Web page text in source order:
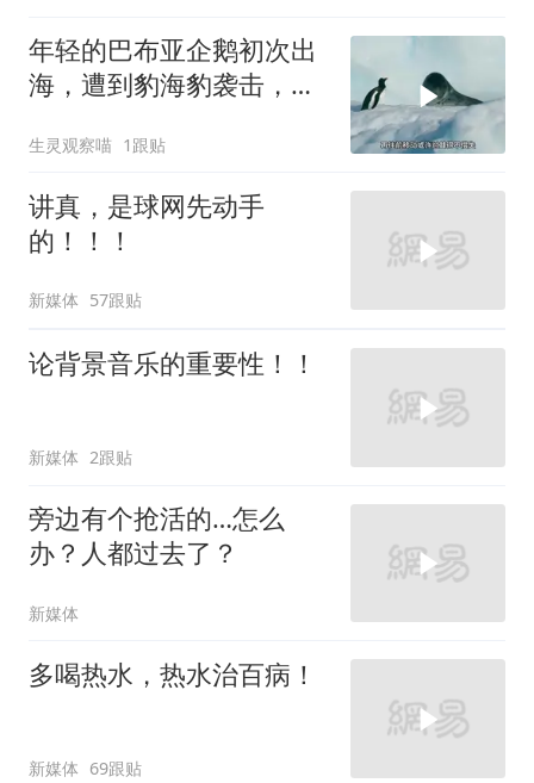
年轻的巴布亚企鹅初次出
海，遭到豹海豹袭击，面
生灵观察喵 1跟贴
讲真，是球网先动手
的！！！
新媒体 57跟贴
论背景音乐的重要性！！
新媒体 2跟贴
旁边有个抢活的…怎么
办？人都过去了？
新媒体
多喝热水，热水治百病！
新媒体 69跟贴